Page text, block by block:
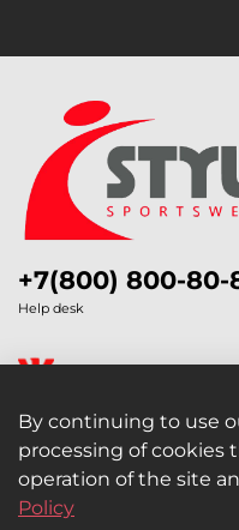
Legal Information
+7(800) 800-80-
Help desk
By continuing to use
processing of cookies
operation of the site
Policy